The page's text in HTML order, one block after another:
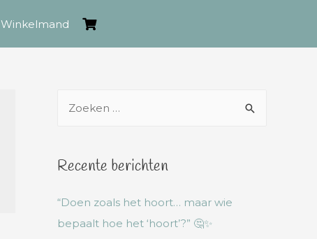
Winkelmand
Recente berichten
“Doen zoals het hoort… maar wie
bepaalt hoe het ‘hoort’?” 🤔✨